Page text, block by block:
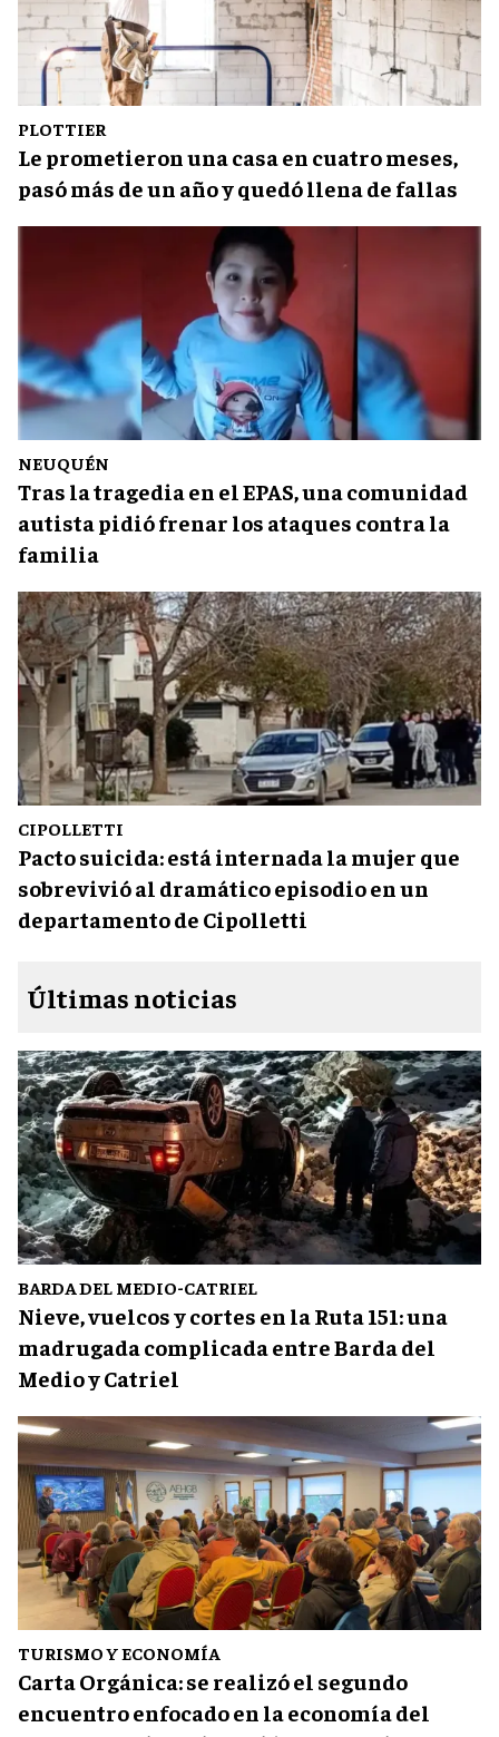
PLOTTIER
Le prometieron una casa en cuatro meses,
pasó más de un año y quedó llena de fallas
NEUQUÉN
Tras la tragedia en el EPAS, una comunidad
autista pidió frenar los ataques contra la
familia
CIPOLLETTI
Pacto suicida: está internada la mujer que
sobrevivió al dramático episodio en un
departamento de Cipolletti
Últimas noticias
BARDA DEL MEDIO-CATRIEL
Nieve, vuelcos y cortes en la Ruta 151: una
madrugada complicada entre Barda del
Medio y Catriel
TURISMO Y ECONOMÍA
Carta Orgánica: se realizó el segundo
encuentro enfocado en la economía del